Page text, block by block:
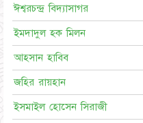
ঈশ্বরচন্দ্র বিদ্যাসাগর
ইমদাদুল হক মিলন
আহসান হাবিব
জহির রায়হান
ইসমাইল হোসেন সিরাজী